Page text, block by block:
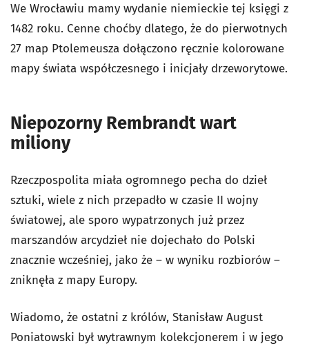
We Wrocławiu mamy wydanie niemieckie tej księgi z
1482 roku. Cenne choćby dlatego, że do pierwotnych
27 map Ptolemeusza dołączono ręcznie kolorowane
mapy świata współczesnego i inicjały drzeworytowe.
Niepozorny Rembrandt wart
miliony
Rzeczpospolita miała ogromnego pecha do dzieł
sztuki, wiele z nich przepadło w czasie II wojny
światowej, ale sporo wypatrzonych już przez
marszandów arcydzieł nie dojechało do Polski
znacznie wcześniej, jako że – w wyniku rozbiorów –
zniknęła z mapy Europy.
Wiadomo, że ostatni z królów, Stanisław August
Poniatowski był wytrawnym kolekcjonerem i w jego